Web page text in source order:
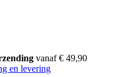
vanaf € 49,90
en levering